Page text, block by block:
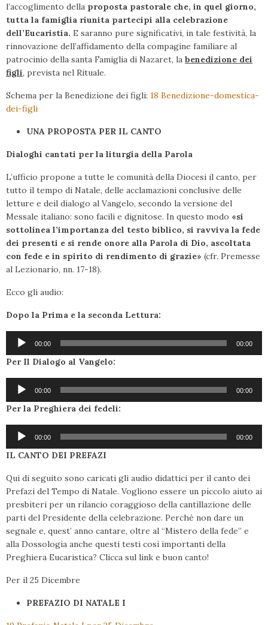
l’accoglimento della proposta pastorale che, in quel giorno,
tutta la famiglia riunita partecipi alla celebrazione
dell’Eucaristia. E saranno pure significativi, in tale festività, la
rinnovazione dell’affidamento della compagine familiare al
patrocinio della santa Famiglia di Nazaret, la benedizione dei
figli, prevista nel Rituale.
Schema per la Benedizione dei figli: 18 Benedizione-domestica-
dei-figli
UNA PROPOSTA PER IL CANTO
Dialoghi cantati per la liturgia della Parola
L’ufficio propone a tutte le comunità della Diocesi il canto, per
tutto il tempo di Natale, delle acclamazioni conclusive delle
letture e deil dialogo al Vangelo, secondo la versione del
Messale italiano: sono facili e dignitose. In questo modo «si
sottolinea l’importanza del testo biblico, si ravviva la fede
dei presenti e si rende onore alla Parola di Dio, ascoltata
con fede e in spirito di rendimento di grazie» (cfr. Premesse
al Lezionario, nn. 17-18).
Ecco gli audio:
Dopo la Prima e la seconda Lettura:
Audio
00:00 00:00
Per Il Dialogo al Vangelo:
Audio
00:00 00:00
Per la Preghiera dei fedeli:
Audio
00:00 00:00
IL CANTO DEI PREFAZI
Qui di seguito sono caricati gli audio didattici per il canto dei
Prefazi del Tempo di Natale. Vogliono essere un piccolo aiuto ai
presbiteri per un rilancio coraggioso della cantillazione delle
parti del Presidente della celebrazione. Perchè non dare un
segnale e, quest’ anno cantare, oltre al “Mistero della fede” e
alla Dossologia anche questi testi così importanti della
Preghiera Eucaristica? Clicca sul link e buon canto!
Per il 25 Dicembre
PREFAZIO DI NATALE I